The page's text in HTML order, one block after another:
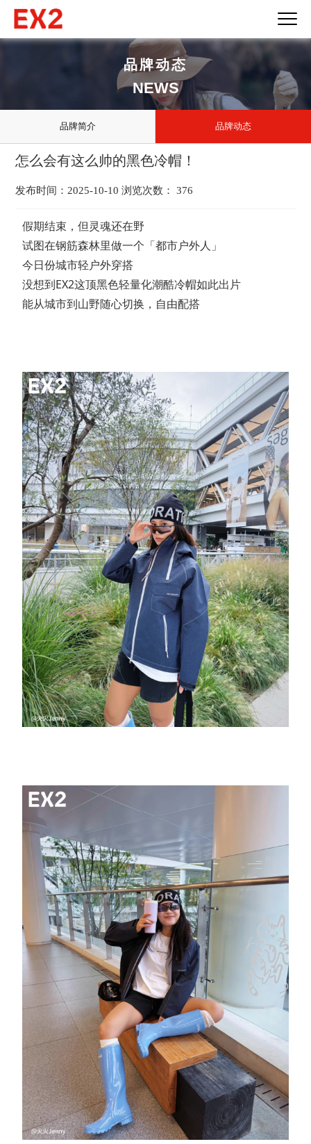
品牌动态
NEWS
品牌简介 品牌动态
怎么会有这么帅的黑色冷帽！
发布时间：2025-10-10 浏览次数： 376
假期结束，但灵魂还在野
试图在钢筋森林里做一个「都市户外人」
今日份城市轻户外穿搭
没想到EX2这顶黑色轻量化潮酷冷帽如此出片
能从城市到山野随心切换，自由配搭